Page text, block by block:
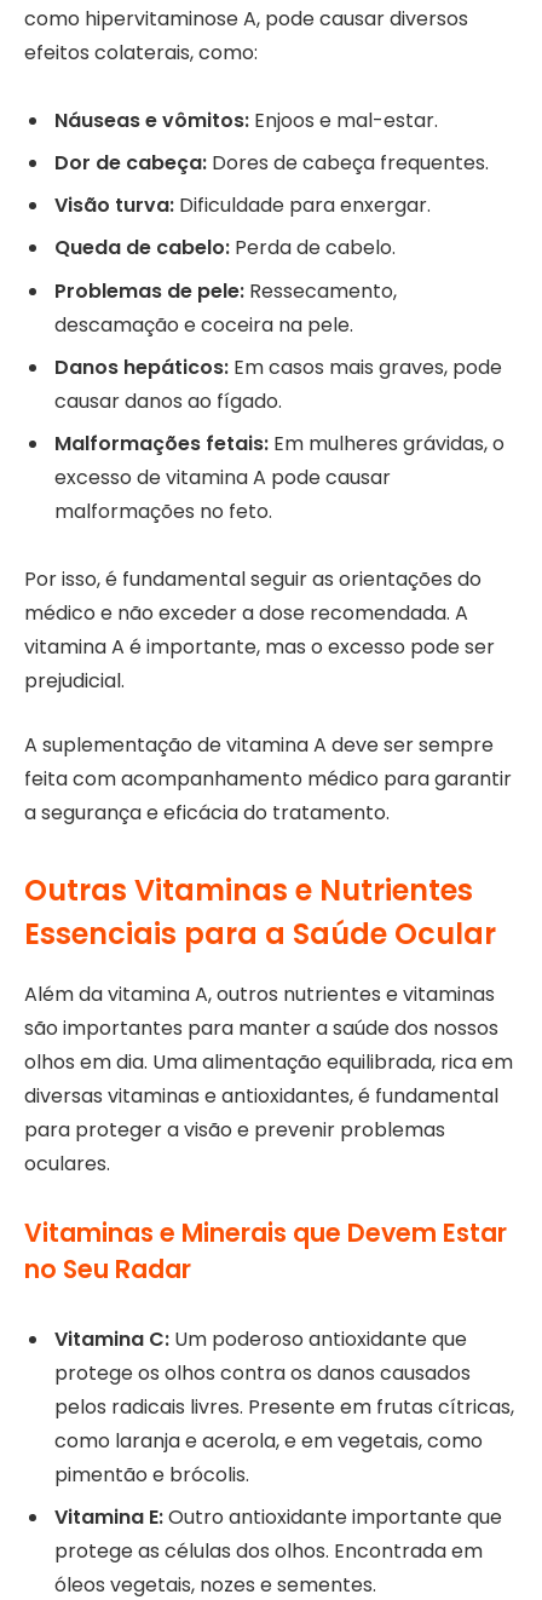
como hipervitaminose A, pode causar diversos
efeitos colaterais, como:
Náuseas e vômitos: Enjoos e mal-estar.
Dor de cabeça: Dores de cabeça frequentes.
Visão turva: Dificuldade para enxergar.
Queda de cabelo: Perda de cabelo.
Problemas de pele: Ressecamento,
descamação e coceira na pele.
Danos hepáticos: Em casos mais graves, pode
causar danos ao fígado.
Malformações fetais: Em mulheres grávidas, o
excesso de vitamina A pode causar
malformações no feto.
Por isso, é fundamental seguir as orientações do
médico e não exceder a dose recomendada. A
vitamina A é importante, mas o excesso pode ser
prejudicial.
A suplementação de vitamina A deve ser sempre
feita com acompanhamento médico para garantir
a segurança e eficácia do tratamento.
Outras Vitaminas e Nutrientes
Essenciais para a Saúde Ocular
Além da vitamina A, outros nutrientes e vitaminas
são importantes para manter a saúde dos nossos
olhos em dia. Uma alimentação equilibrada, rica em
diversas vitaminas e antioxidantes, é fundamental
para proteger a visão e prevenir problemas
oculares.
Vitaminas e Minerais que Devem Estar
no Seu Radar
Vitamina C: Um poderoso antioxidante que
protege os olhos contra os danos causados
pelos radicais livres. Presente em frutas cítricas,
como laranja e acerola, e em vegetais, como
pimentão e brócolis.
Vitamina E:Outro antioxidante importante que
protege as células dos olhos. Encontrada em
óleos vegetais, nozes e sementes.